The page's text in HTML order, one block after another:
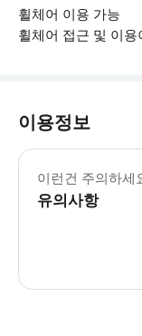
휠체어 이용 가능
휠체어 접근 및 이
이용정보
이런건 주의하세
유의사항